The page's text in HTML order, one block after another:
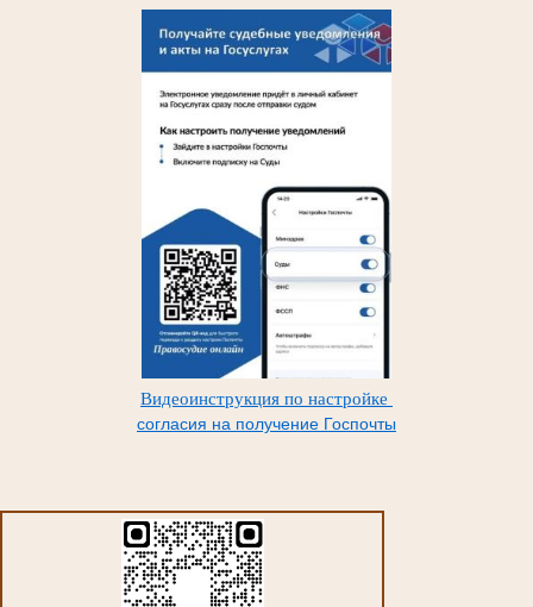
Видеоинструкция по настройке
согласия на получение Госпочты